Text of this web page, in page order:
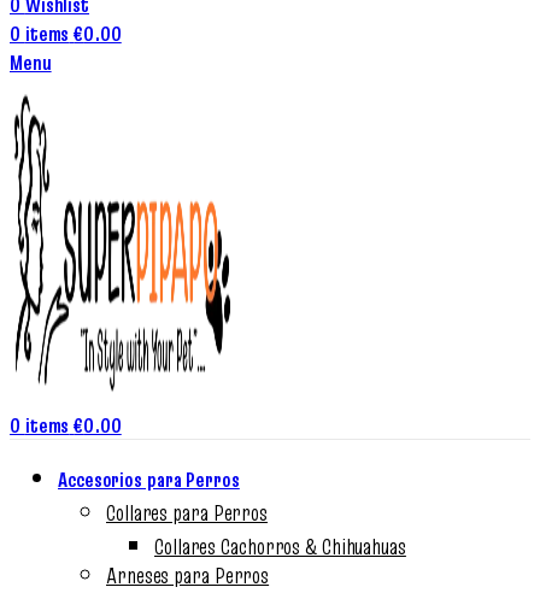
0 items €0.00
Menu
0 items €0.00
Accesorios para Perros
Collares para Perros
Collares Cachorros & Chihuahuas
Arneses para Perros